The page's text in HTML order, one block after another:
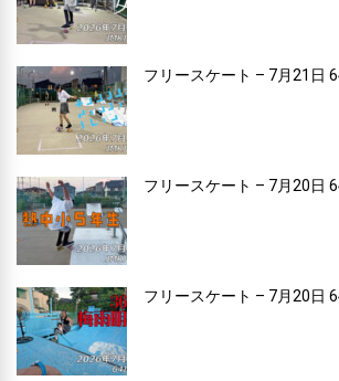
フリースケート – 7月21日
フリースケート – 7月20日
フリースケート – 7月20日